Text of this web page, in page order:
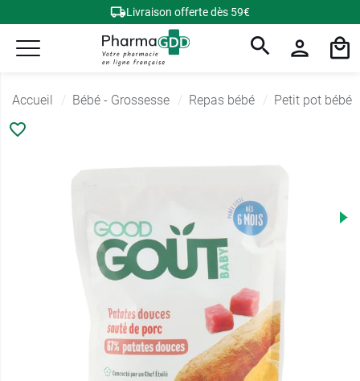
Livraison offerte dès 59€
Accueil Bébé - Grossesse Repas bébé Petit pot bébé